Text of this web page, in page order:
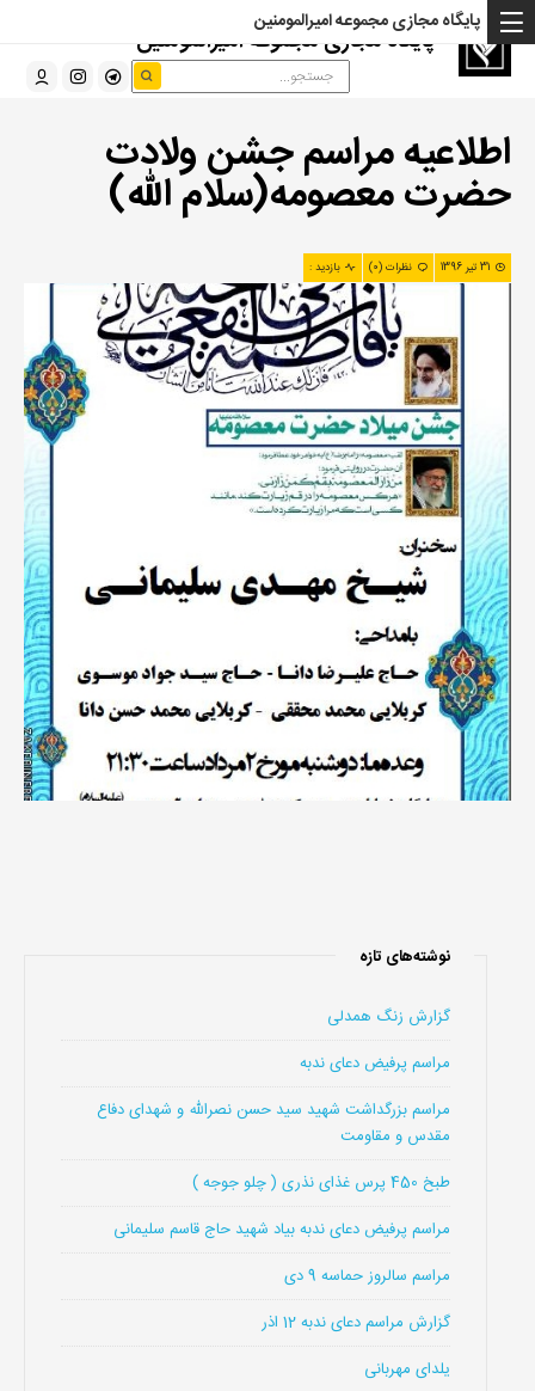
پایگاه مجازی مجموعه امیرالمومنین
پایگاه مجازی مجموعه امیرالمومنین
اطلاعیه مراسم جشن ولادت
حضرت معصومه(سلام الله)
31 تیر 1396 نظرات (0) بازدید :
نوشته‌های تازه
گزارش زنگ همدلی
مراسم پرفیض دعای ندبه
مراسم بزرگداشت شهید سید حسن نصرالله و شهدای دفاع
مقدس و مقاومت
طبخ 450 پرس غذای نذری ( چلو جوجه )
مراسم پرفیض دعای ندبه بیاد شهید حاج قاسم سلیمانی
مراسم سالروز حماسه 9 دی
گزارش مراسم دعای ندبه 12 اذر
یلدای مهربانی